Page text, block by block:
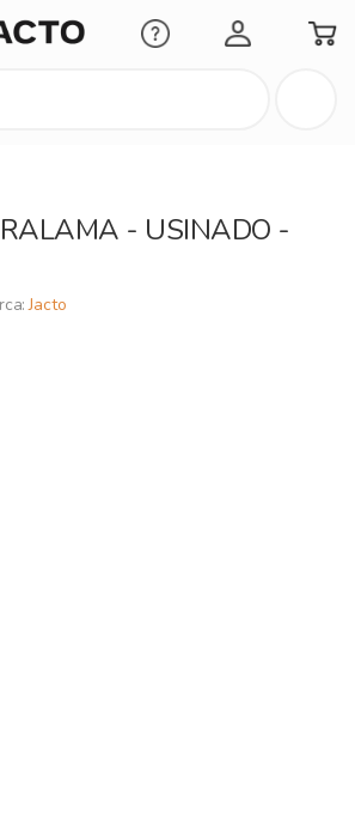
Minha Conta
- USINADO -
Jacto